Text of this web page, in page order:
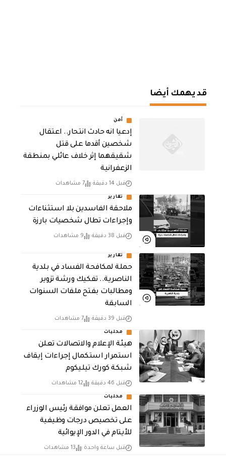
قد يهمك أيضا
أمن
إدعيا انه حادث انتحار.. اعتقال
شخصين أقدما على قتل
شقيقهما إثر خلاف عائلي بمنطقة
الزعفرانية
قبل 14 دقيقة 7 مشاهدات
تقارير
ملاحقة الفاسدين بلا استثناءات
وإجراءات تطال شخصيات بارزة
قبل 38 دقيقة 9 مشاهدات
تقارير
حملة لمكافحة الفساد في بلدية
الناصرية.. تفكيك ورشة تزوير
ومطالبات بفتح ملفات السنوات
السابقة
قبل 39 دقيقة 7 مشاهدات
محليات
هيئة الإعلام والاتصالات تعلن
استمرار استكمال إجراءات إيقاف
شبكة كورك تيليكوم
قبل 46 دقيقة 12 مشاهدات
محليات
العمل تعلن موافقة رئيس الوزراء
على تخصيص درجات وظيفية
للأيتام في الدور الإيوائية
قبل ساعة واحدة 13 مشاهدات